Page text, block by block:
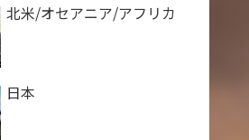
北米/オセアニア/アフリカ
日本